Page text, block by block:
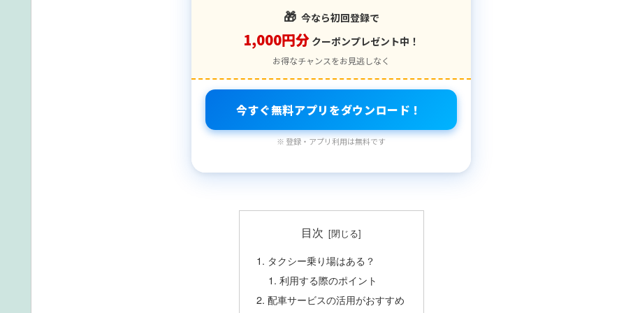
🎁 今なら初回登録で
1,000円分 クーポンプレゼント中！
お得なチャンスをお見逃しなく
今すぐ無料アプリをダウンロード！
※ 登録・アプリ利用は無料です
目次
タクシー乗り場はある？
利用する際のポイント
配車サービスの活用がおすすめ